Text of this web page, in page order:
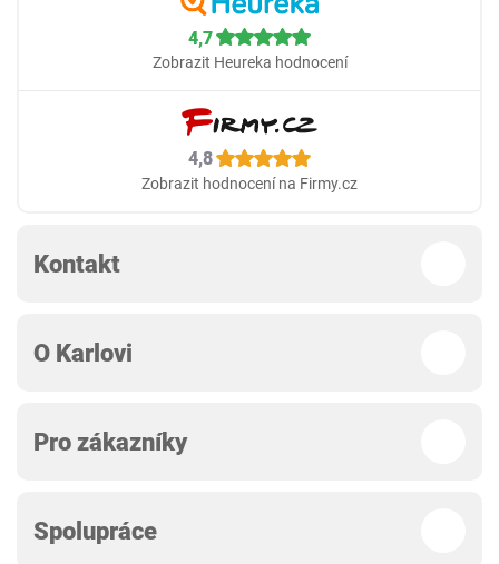
4,7
Zobrazit Heureka hodnocení
4,8
Zobrazit hodnocení na Firmy.cz
Kontakt
O Karlovi
Pro zákazníky
Spolupráce